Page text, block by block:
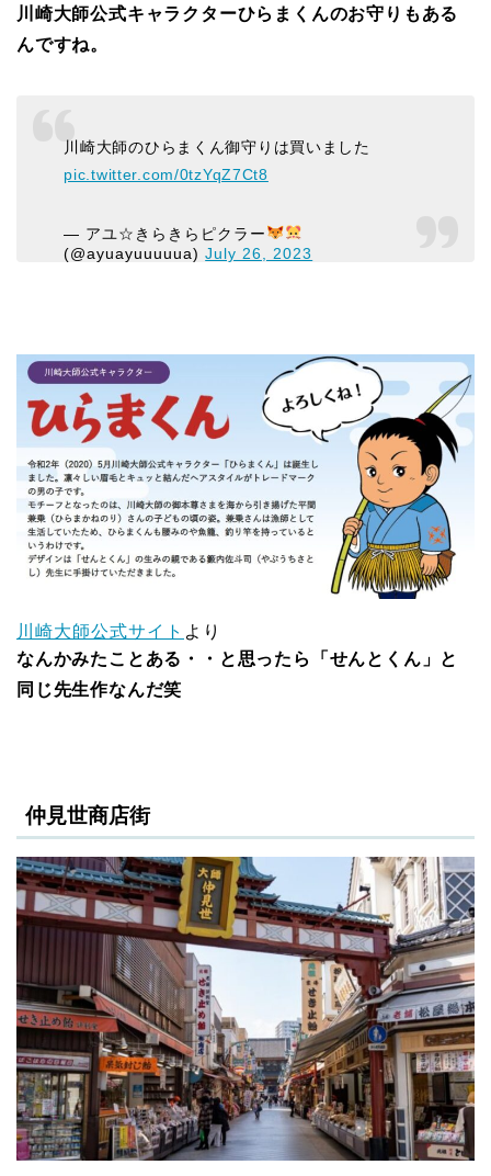
川崎大師公式キャラクターひらまくんのお守りもある
んですね。
川崎大師のひらまくん御守りは買いました
pic.twitter.com/0tzYqZ7Ct8
— アユ☆きらきらピクラー
(@ayuayuuuuua)July 26, 2023
川崎大師公式サイト より
なんかみたことある・・と思ったら「せんとくん」と
同じ先生作なんだ笑
仲見世商店街